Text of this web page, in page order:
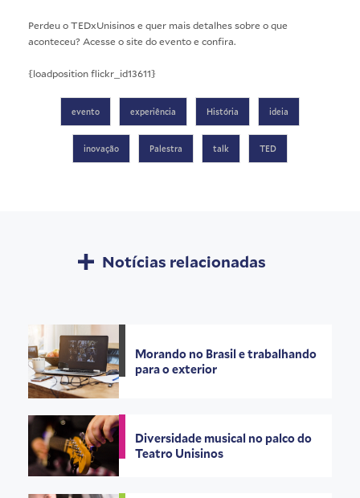
Perdeu o TEDxUnisinos e quer mais detalhes sobre o que
aconteceu? Acesse o site do eventoe confira.
{loadposition flickr_id13611}
evento experiência História ideia
inovação Palestra talk TED
Notícias relacionadas
Morando no Brasil e trabalhando
para o exterior
Diversidade musical no palco do
Teatro Unisinos